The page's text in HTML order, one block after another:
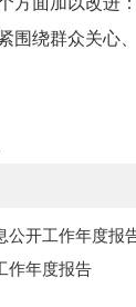
围绕群众关心
公开工作年度报
作年度报告